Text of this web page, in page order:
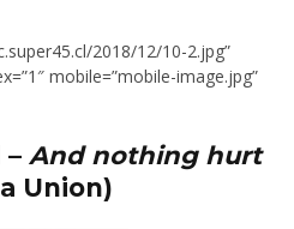
2018/12/10-2.jpg”
mobile=”mobile-image.jpg”
And nothing hurt
Union)